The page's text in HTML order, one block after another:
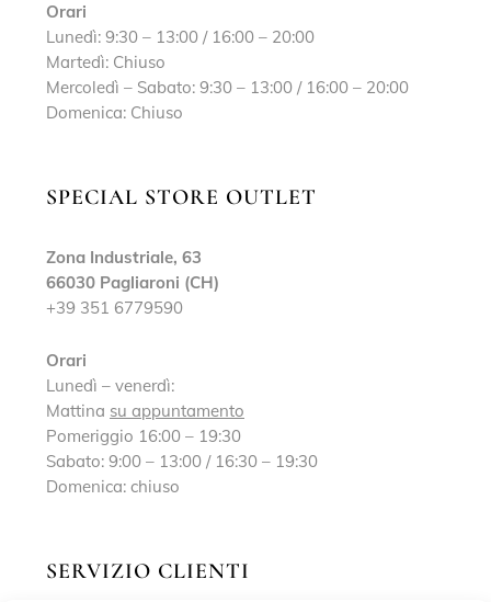
Orari
Lunedì: 9:30 – 13:00 / 16:00 – 20:00
Martedì: Chiuso
Mercoledì – Sabato: 9:30 – 13:00 / 16:00 – 20:00
Domenica: Chiuso
SPECIAL STORE OUTLET
Zona Industriale, 63
66030 Pagliaroni (CH)
+39 351 6779590
Orari
Lunedì – venerdì:
Mattina su appuntamento
Pomeriggio 16:00 – 19:30
Sabato: 9:00 – 13:00 / 16:30 – 19:30
Domenica: chiuso
SERVIZIO CLIENTI